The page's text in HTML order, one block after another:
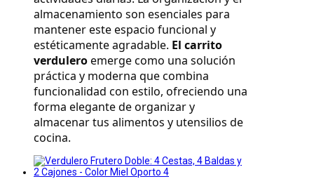
almacenamiento son esenciales para
mantener este espacio funcional y
estéticamente agradable. El carrito
verdulero emerge como una solución
práctica y moderna que combina
funcionalidad con estilo, ofreciendo una
forma elegante de organizar y
almacenar tus alimentos y utensilios de
cocina.